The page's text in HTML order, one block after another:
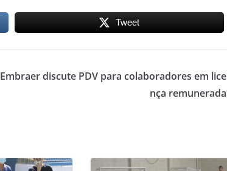
Tweet
Embraer discute PDV para colaboradores em lice
nça remunerada